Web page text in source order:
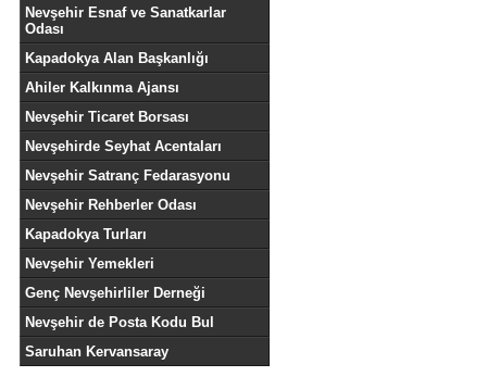
Nevşehir Esnaf ve Sanatkarlar
Odası
Kapadokya Alan Başkanlığı
Ahiler Kalkınma Ajansı
Nevşehir Ticaret Borsası
Nevşehirde Seyhat Acentaları
Nevşehir Satranç Fedarasyonu
Nevşehir Rehberler Odası
Kapadokya Turları
Nevşehir Yemekleri
Genç Nevşehirliler Derneği
Nevşehir de Posta Kodu Bul
Saruhan Kervansaray